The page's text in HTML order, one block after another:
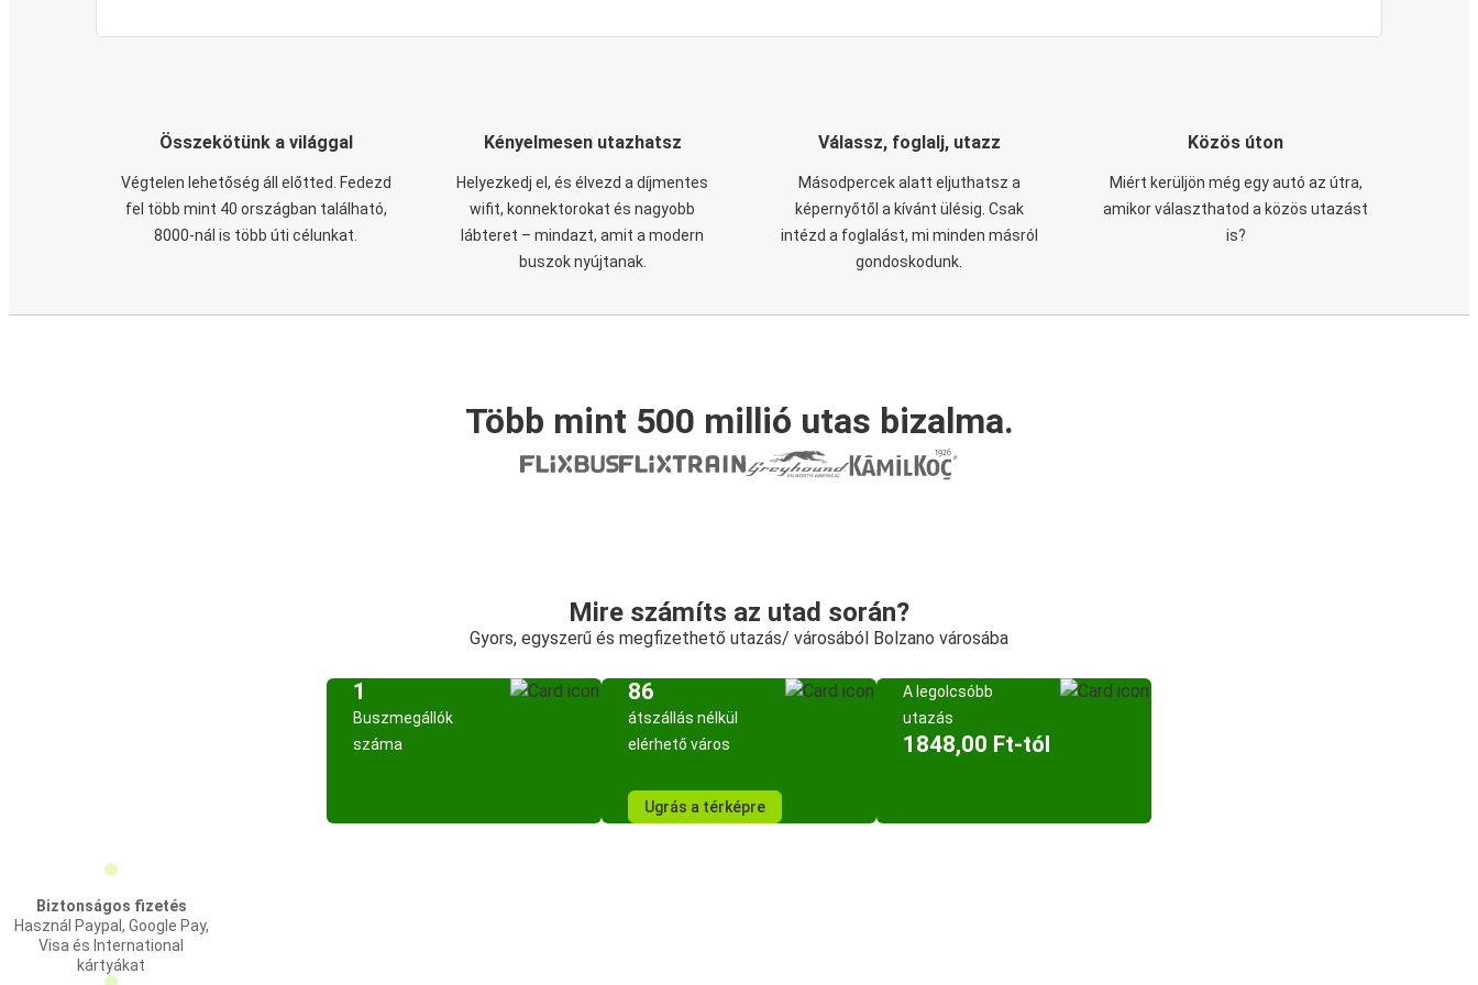
Összekötünk a világgal
Végtelen lehetőség áll előtted. Fedezd
fel több mint 40 országban található,
8000-nál is több úti célunkat.
Kényelmesen utazhatsz
Helyezkedj el, és élvezd a díjmentes
wifit, konnektorokat és nagyobb
lábteret – mindazt, amit a modern
buszok nyújtanak.
Válassz, foglalj, utazz
Másodpercek alatt eljuthatsz a
képernyőtől a kívánt ülésig. Csak
intézd a foglalást, mi minden másról
gondoskodunk.
Közös úton
Miért kerüljön még egy autó az útra,
amikor választhatod a közös utazást
is?
Több mint 500 millió utas bizalma.
Mire számíts az utad során?
Gyors, egyszerű és megfizethető utazás/ városából Bolzano városába
1
Buszmegállók
száma
86
átszállás nélkül
elérhető város
Ugrás a térképre
A legolcsóbb
utazás
1848,00 Ft-tól
Biztonságos fizetés
Használ Paypal, Google Pay,
Visa és International
kártyákat